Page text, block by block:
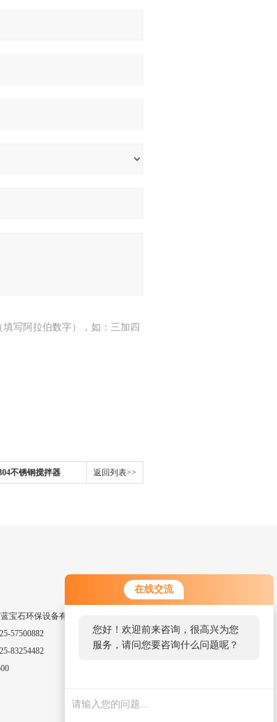
在线交流
您好！欢迎前来咨询，很高兴为您
服务，请问您要咨询什么问题呢？
写阿拉伯数字），如：三加四
不锈钢搅拌器 返回列表>>
宝石环保设备有限公司
57500882
83254482